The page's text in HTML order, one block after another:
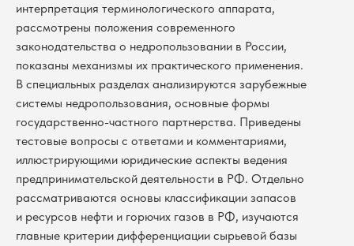
интерпретация терминологического аппарата,
рассмотрены положения современного
законодательства о недропользовании в России,
показаны механизмы их практического применения.
В специальных разделах анализируются зарубежные
системы недропользования, основные формы
государственно-частного партнерства. Приведены
тестовые вопросы с ответами и комментариями,
иллюстрирующими юридические аспекты ведения
предпринимательской деятельности в РФ. Отдельно
рассматриваются основы классификации запасов
и ресурсов нефти и горючих газов в РФ, изучаются
главные критерии дифференциации сырьевой базы